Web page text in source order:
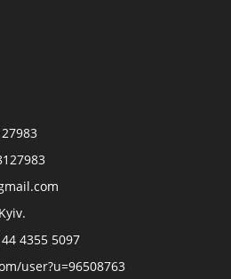
4355 5097
user?u=96508763